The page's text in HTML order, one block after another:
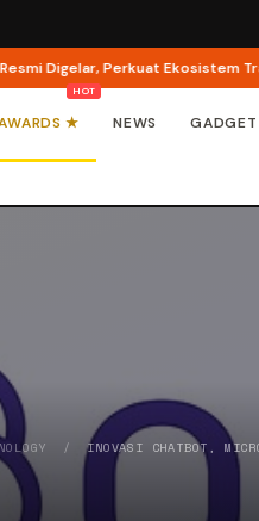
Digelar, Perkuat Ekosistem
★ NEWS GADGET
/INOVASI CHATBOT,